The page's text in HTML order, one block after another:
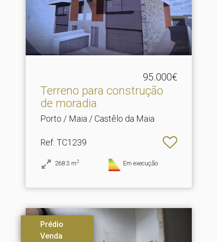
95.000€
Terreno para construção
de moradia
Porto / Maia / Castêlo da Maia
Ref: TC1239
268.3 m2 Em execução
Prédio
Venda